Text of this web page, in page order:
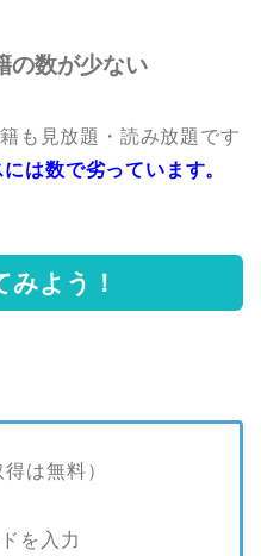
の数が少ない
も見放題・読み放題です
は数で劣っています。
よう！
は無料）
を入力